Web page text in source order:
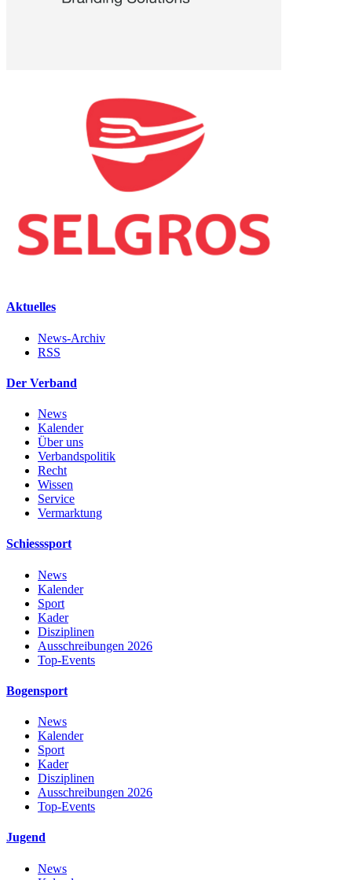
Aktuelles
News-Archiv
RSS
Der Verband
News
Kalender
Über uns
Verbandspolitik
Recht
Wissen
Service
Vermarktung
Schiesssport
News
Kalender
Sport
Kader
Disziplinen
Ausschreibungen 2026
Top-Events
Bogensport
News
Kalender
Sport
Kader
Disziplinen
Ausschreibungen 2026
Top-Events
Jugend
News